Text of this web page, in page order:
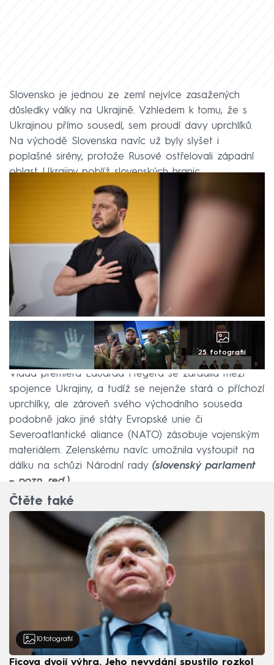
Slovensko je jednou ze zemí nejvíce zasažených
důsledky války na Ukrajině. Vzhledem k tomu, že s
Ukrajinou přímo sousedí, sem proudí davy uprchlíků.
Na východě Slovenska navíc už byly slyšet i
poplašné sirény, protože Rusové ostřelovali západní
oblast Ukrajiny poblíž slovenských hranic.
25 fotografií
Vláda premiéra Eduarda Hegera se zařadila mezi
spojence Ukrajiny, a tudíž se nejenže stará o příchozí
uprchlíky, ale zároveň svého východního souseda
podobně jako jiné státy Evropské unie či
Severoatlantické aliance (NATO) zásobuje vojenským
materiálem. Zelenskému navíc umožnila vystoupit na
dálku na schůzi Národní rady (slovenský parlament
– pozn. red.).
Čtěte také
10 fotografií
Ficova dvojí výhra. Jeho nevydání spustilo rozkol